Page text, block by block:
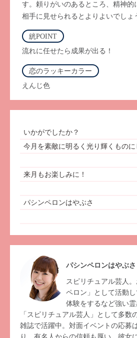
す。頼りがいのあるところ、精神的
相手に見せられるとよりよいでしょ
絖POINT
流れに任せたら成果が出る！
恋のラッキーカラー
えんじ色
いかがでしたか？
今月を素敵に明るく光り輝くものに
来月もお楽しみに！
パシンペロンはやぶさ
パシンペロンはやぶさ
スピリチュアル芸人
ペロン」として活動
体験をするなど強い霊
「スピリチュアル芸人」として多数
雑誌で活躍中。対面イベントの応募